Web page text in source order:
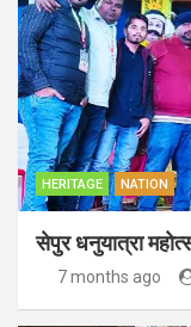
HERITAGE NATION
सेपुर धनुयात्रा
7 months ago